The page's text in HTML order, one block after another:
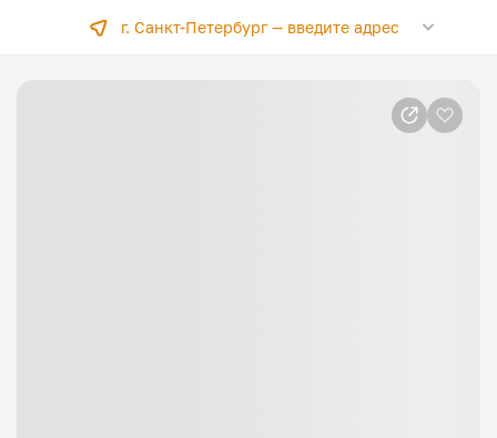
г. Санкт-Петербург —введите адрес